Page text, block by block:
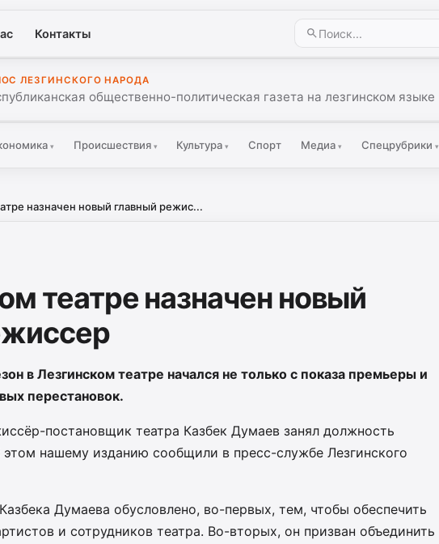
Контакты
ЛЕЗГИНСКОГО НАРОДА
общественно-политическая газета на лезгинском языке
▾ Происшествия ▾ Культура▾ Спорт Медиа ▾ Спецрубрики ▾
назначен новый главный режис...
театре назначен новый
в Лезгинском театре начался не только с показа премьеры и
перестановок.
постановщик театра Казбек Думаев занял должность
этом нашему изданию сообщили в пресс-службе Лезгинского
Думаева обусловлено, во-первых, тем, чтобы обеспечить
и сотрудников театра. Во-вторых, он призван объединить